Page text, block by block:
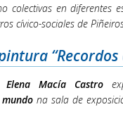
colectivas en diferentes
cívico-sociales de
Elena Macía Castro
na sala de